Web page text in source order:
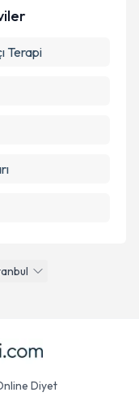
Terapi
Diyet